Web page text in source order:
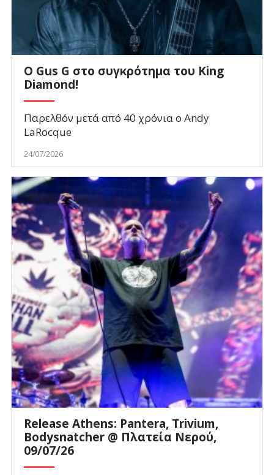
O Gus G στο συγκρότημα του King
Diamond!
Παρελθόν μετά από 40 χρόνια ο Andy
LaRocque
24/07/2026
Release Athens: Pantera, Trivium,
Bodysnatcher @ Πλατεία Νερού,
09/07/26